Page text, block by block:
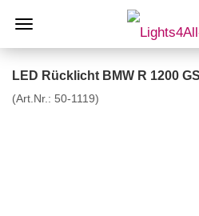
LED Rücklicht BMW R 1200
(Art.Nr.: 50-1119)